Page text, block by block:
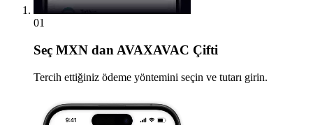
01
Seç MXN dan AVAXAVAC Çifti
Tercih ettiğiniz ödeme yöntemini seçin ve tutarı girin.